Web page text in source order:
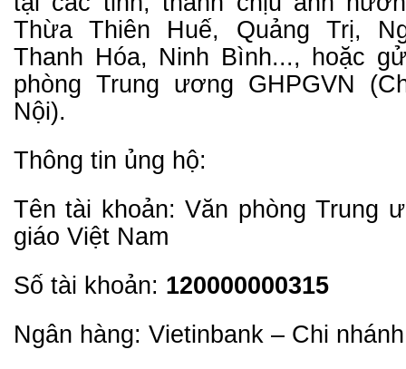
Thừa Thiên Huế, Quảng Trị,
Thanh Hóa, Ninh Bình..., hoặc
phòng Trung ương GHPGVN
Nội).
Thông tin ủng hộ:
Tên tài khoản: Văn phòng Trung
giáo Việt Nam
Số tài khoản: 120000000315
Ngân hàng: Vietinbank – Chi